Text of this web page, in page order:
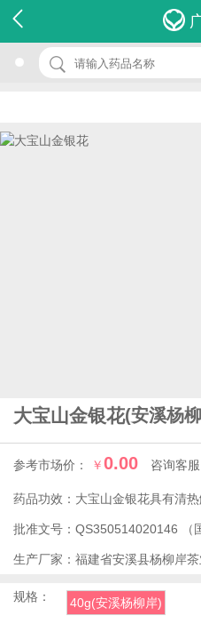
大宝山金银花(安溪杨
参考市场价： ￥0.00 咨询客
名 称：大宝山金银花
品 牌：(安溪杨柳岸)
价 格：￥0.00
药品功效：
批准文号： QS350514020146
生产厂家：
规格： 40g(安溪杨柳岸)